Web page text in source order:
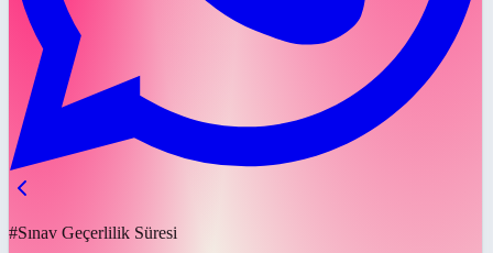
#Sınav Geçerlilik Süresi